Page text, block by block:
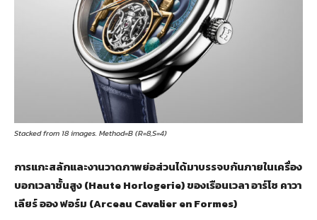
Stacked from 18 images. Method=B (R=8,S=4)
การแกะสลักและงานวาดภาพย่อส่วนได้มาบรรจบกันภายในเครื่อง
บอกเวลาชั้นสูง (Haute Horlogerie) ของเรือนเวลา อาร์โซ คาวา
เลียร์ ออง ฟอร์ม (Arceau Cavalier en Formes)